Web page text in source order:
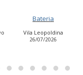
Vocalista - Baixo
Jardim Aurora (Zona
Leste)